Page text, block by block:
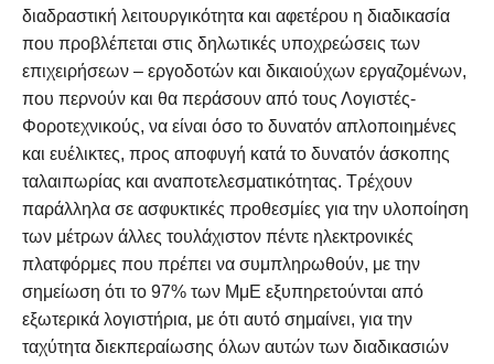
διαδραστική λειτουργικότητα και αφετέρου η διαδικασία
που προβλέπεται στις δηλωτικές υποχρεώσεις των
επιχειρήσεων – εργοδοτών και δικαιούχων εργαζομένων,
που περνούν και θα περάσουν από τους Λογιστές-
Φοροτεχνικούς, να είναι όσο το δυνατόν απλοποιημένες
και ευέλικτες, προς αποφυγή κατά το δυνατόν άσκοπης
ταλαιπωρίας και αναποτελεσματικότητας. Τρέχουν
παράλληλα σε ασφυκτικές προθεσμίες για την υλοποίηση
των μέτρων άλλες τουλάχιστον πέντε ηλεκτρονικές
πλατφόρμες που πρέπει να συμπληρωθούν, με την
σημείωση ότι το 97% των ΜμΕ εξυπηρετούνται από
εξωτερικά λογιστήρια, με ότι αυτό σημαίνει, για την
ταχύτητα διεκπεραίωσης όλων αυτών των διαδικασιών